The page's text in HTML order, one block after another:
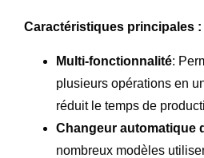
Caractéristiques principales :
Multi-fonctionnalité:
plusieurs opérations en
réduit le temps de
Changeur automatique
nombreux modèles